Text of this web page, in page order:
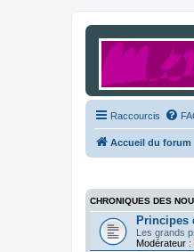
Raccourcis
Accueil du forum
CHRONIQUES DES
Principes
Les grands
Modérateur :